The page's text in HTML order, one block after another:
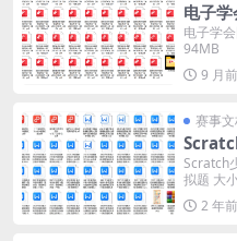
电子
电子学
94MB
9 月前
赛事文
真题 |
Scratch
拟题 大
2 年前